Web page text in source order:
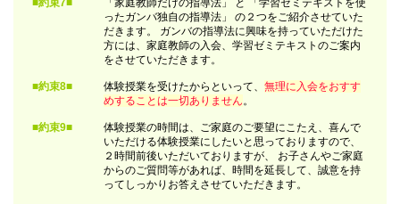
■約束7■
「家庭教師だけの指導法」 と 「学習ゼミテキストを使
ったガンバ独自の指導法」 の２つをご紹介させていた
だきます。 ガンバの指導法に興味を持っていただけた
方には、家庭教師の入会、学習ゼミテキストのご案内
をさせていただきます。
■約束8■ 体験授業を受けたからといって、 無理に入会をおすす
めすることは一切ありません。
■約束9■
体験授業の時間は、ご家庭のご要望にこたえ、喜んで
いただける体験授業にしたいと思っておりますので、
２時間前後いただいておりますが、 お子さんやご家庭
からのご質問等があれば、時間を延長して、誠意を持
ってしっかりお答えさせていただきます。